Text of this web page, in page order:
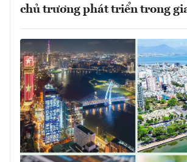
chủ trương phát triển trong